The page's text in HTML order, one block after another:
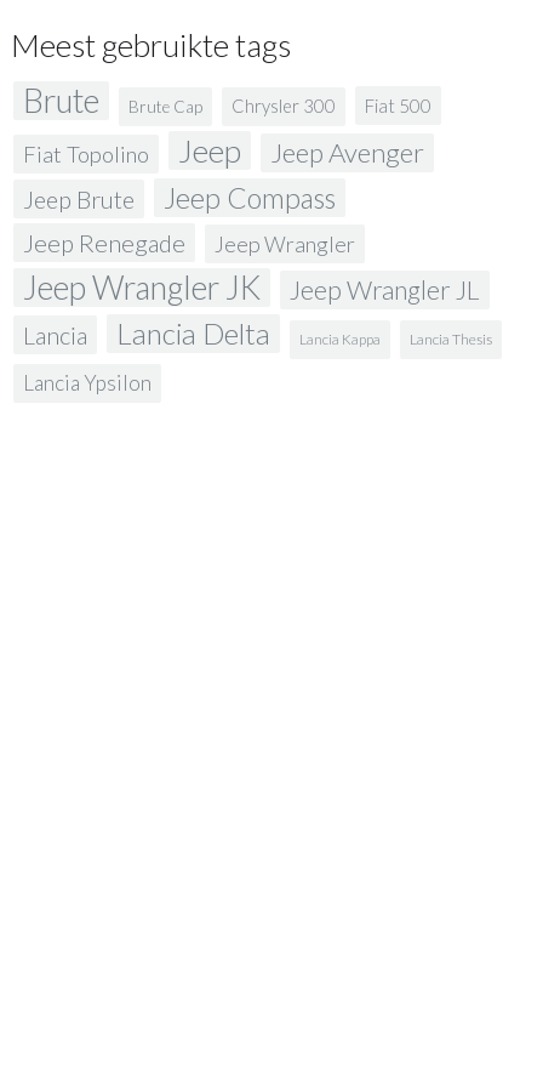
Meest gebruikte tags
Brute Brute Cap Chrysler 300 Fiat 500
Fiat Topolino Jeep Jeep Avenger
Jeep Brute Jeep Compass
Jeep Renegade Jeep Wrangler
Jeep Wrangler JK Jeep Wrangler JL
Lancia Lancia Delta Lancia Kappa Lancia Thesis
Lancia Ypsilon